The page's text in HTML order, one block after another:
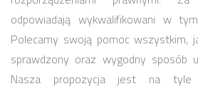
odpowiadają wykwalifikowani w
Polecamy swoją pomoc wszystkim,
sprawdzony oraz wygodny sposób
Nasza propozycja jest na